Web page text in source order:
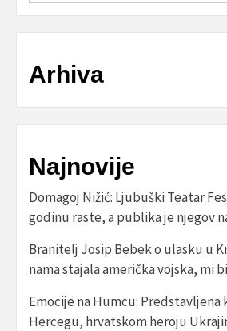
Arhiva
Najnovije
Domagoj Nižić: Ljubuški Teatar
godinu raste, a publika je njegov
Branitelj Josip Bebek o ulasku u
nama stajala američka vojska, mi
Emocije na Humcu: Predstavljena
Hercegu, hrvatskom heroju